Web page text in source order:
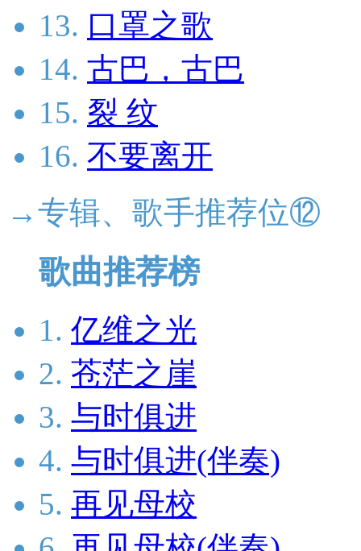
13. 口罩之歌
14. 古巴，古巴
15. 裂 纹
16. 不要离开
→专辑、歌手推荐位⑫
歌曲推荐榜
1. 亿维之光
2. 苍茫之崖
3. 与时俱进
4. 与时俱进(伴奏)
5. 再见母校